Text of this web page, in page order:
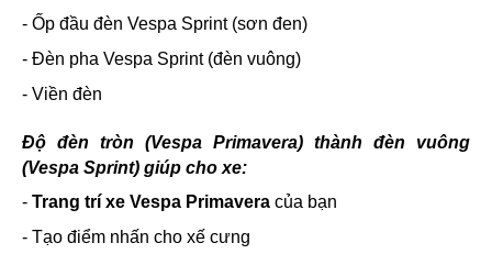
- Ốp đầu đèn Vespa Sprint (sơn đen)
- Đèn pha Vespa Sprint (đèn vuông)
- Viền đèn
Độ đèn tròn (Vespa Primavera) thành đèn vuông
(Vespa Sprint) giúp cho xe:
- Trang trí xe Vespa Primavera của bạn
- Tạo điểm nhấn cho xế cưng